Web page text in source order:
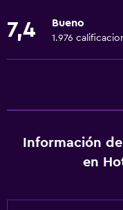
Accesibilidad
Fregadero bajo
Almohada sin plumas
Plantas superiores
7,4 Bueno
1.976
Información
en